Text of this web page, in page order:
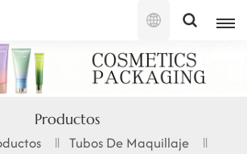
Español
English
français
Productos
Tubos De Maquillaje